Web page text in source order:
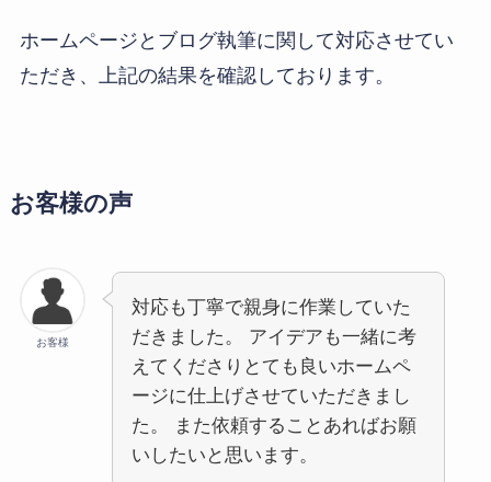
ホームページとブログ執筆に関して対応させてい
ただき、上記の結果を確認しております。
お客様の声
お客様
対応も丁寧で親身に作業していた
だきました。 アイデアも一緒に考
えてくださりとても良いホームペ
ージに仕上げさせていただきまし
た。 また依頼することあればお願
いしたいと思います。